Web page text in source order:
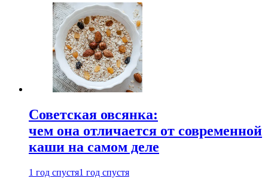
Советская овсянка:
чем она отличается от современной
каши на самом деле
1 год спустя1 год спустя